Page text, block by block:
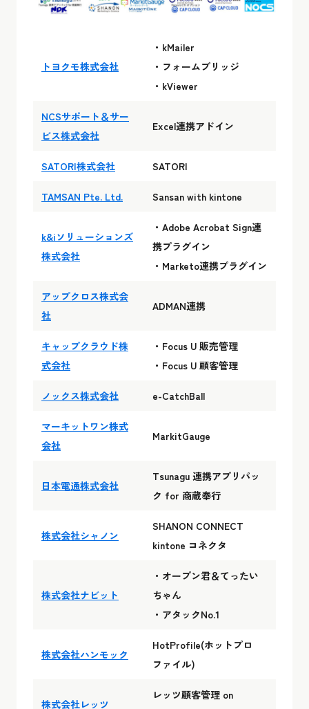
トヨクモ株式会社
・kMailer
・フォームブリッジ
・kViewer
NCSサポート＆サー
ビス株式会社
Excel連携アドイン
SATORI株式会社 SATORI
TAMSAN Pte. Ltd. Sansan with kintone
k&iソリューションズ
株式会社
・Adobe Acrobat Sign連
携プラグイン
・Marketo連携プラグイン
アップクロス株式会
社
ADMAN連携
キャップクラウド株
式会社
・Focus U 販売管理
・Focus U 顧客管理
ノックス株式会社 e-CatchBall
マーキットワン株式
会社
MarkitGauge
日本電通株式会社
Tsunagu 連携アプリパッ
ク for 商蔵奉行
株式会社シャノン
SHANON CONNECT
kintone コネクタ
株式会社ナビット
・オープン君＆てったい
ちゃん
・アタックNo.1
株式会社ハンモック
HotProfile(ホットプロ
ファイル)
株式会社レッツ
レッツ顧客管理 on